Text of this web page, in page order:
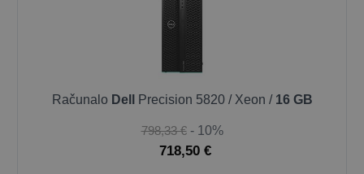
Računalo Dell Precision 5820 / Xeon / 16 GB
798,33 € - 10%
718,50 €